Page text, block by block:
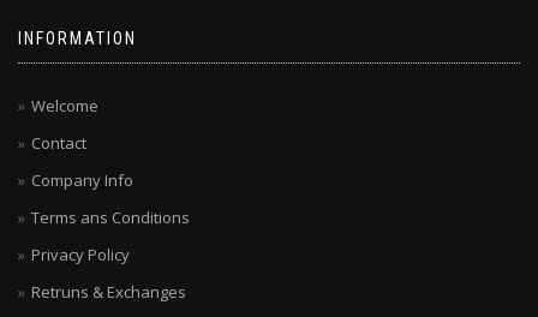
INFORMATION
Welcome
Contact
Company Info
Terms ans Conditions
Privacy Policy
Retruns & Exchanges